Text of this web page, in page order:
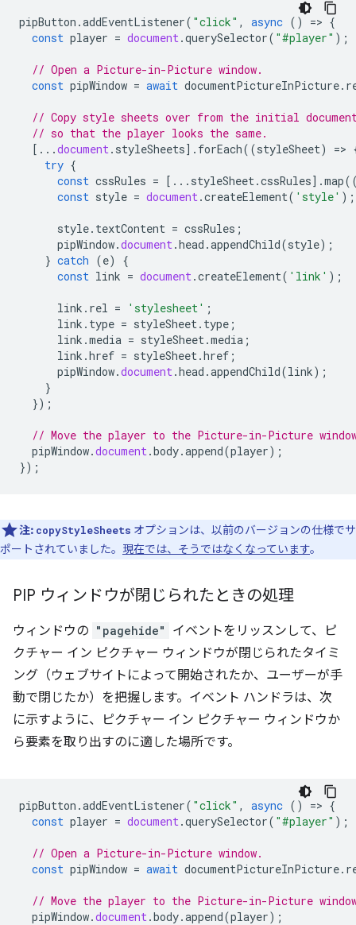
pipButton .addEventListener( "click" , async () => {
const player = document .querySelector( "#player" );
// Open a Picture-in-Picture window.
const pipWindow = await documentPictureInPicture.
// Copy style sheets over from the initial
// so that the player looks the same.
[...document . styleSheets]. forEach((styleSheet) =>
try {
const cssRules = [... styleSheet .cssRules].map
const style = document .createElement( 'style' );
style. textContent = cssRules ;
pipWindow.document .head .appendChild(style);
} catch (e)
{
const link = document .createElement( 'link' );
link . rel = 'stylesheet' ;
link . type = styleSheet . type ;
link .media = styleSheet .media ;
link .href = styleSheet .href ;
pipWindow.document .head .appendChild(link);
}
});
// Move the player to the Picture-in-Picture
pipWindow.document .body.append(player);
});
注: copyStyleSheets オプションは、以前のバージョンの仕様でサ
ポートされていました。 現在では、そうではなくなっています。
PIP ウィンドウが閉じられたときの処理
ウィンドウの "pagehide"
イベントをリッスンして、ピ
クチャー イン ピクチャー ウィンドウが閉じられたタイミ
ング（ウェブサイトによって開始されたか、ユーザーが手
動で閉じたか）を把握します。イベント ハンドラは、次
に示すように、ピクチャー イン ピクチャー ウィンドウか
ら要素を取り出すのに適した場所です。
pipButton .addEventListener( "click" , async () => {
const player = document .querySelector( "#player" );
// Open a Picture-in-Picture window.
const pipWindow = await documentPictureInPicture.
// Move the player to the Picture-in-Picture
pipWindow.document .body.append(player);